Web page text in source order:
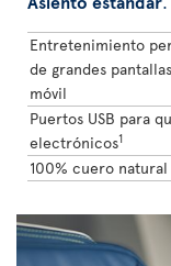
Entretenimiento
de grandes
móvil
Puertos USB para
electrónicos1
100% cuero natural